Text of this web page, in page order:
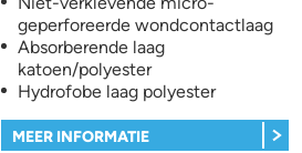
geperforeerde wondcontactlaag
Absorberende laag
katoen/polyester
Hydrofobe laag polyester
MEER INFORMATIE